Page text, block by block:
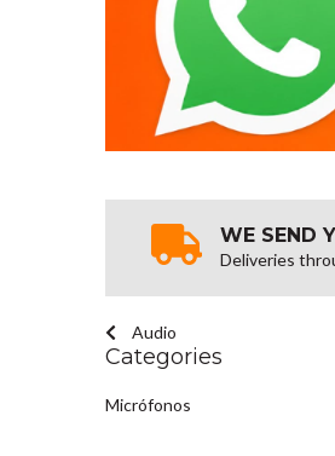
WE SEND
Deliveries
Audio
Categories
Micrófonos